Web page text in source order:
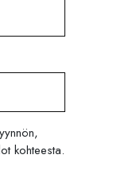
kohteesta.